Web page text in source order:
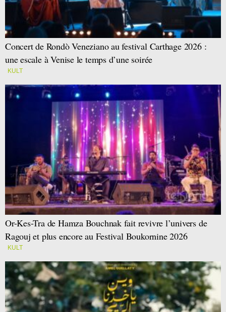
Concert de Rondò Veneziano au festival Carthage 2026 :
une escale à Venise le temps d’une soirée
KULT
Or-Kes-Tra de Hamza Bouchnak fait revivre l’univers de
Ragouj et plus encore au Festival Boukornine 2026
KULT